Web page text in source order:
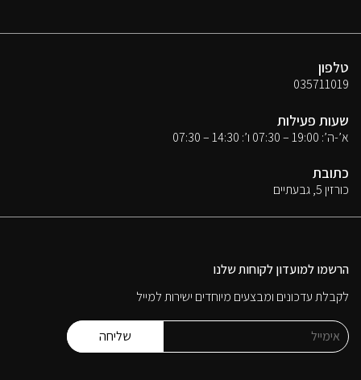
טלפון
035711019
שעות פעילות
א’-ה’: 19:00 – 07:30 ו’: 14:30 – 07:30
כתובת
כורזין 5, גבעתיים
הרשמו למועדון לקוחות שלנו
לקבלת עדכונים ומבצעים מיוחדים ישירות למייל